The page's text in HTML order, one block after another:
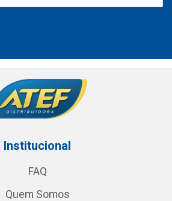
Institucional
FAQ
Quem Somos